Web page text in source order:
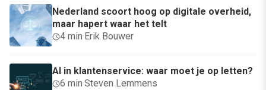
Nederland scoort hoog op digitale overheid,
maar hapert waar het telt
4 min· Erik Bouwer
AI in klantenservice: waar moet je op letten?
6 min·Steven Lemmens